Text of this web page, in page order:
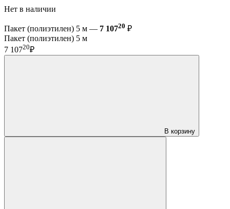
Нет в наличии
Пакет (полиэтилен) 5 м — 7 10720 ₽
Пакет (полиэтилен) 5 м
7 10720₽
В корзину